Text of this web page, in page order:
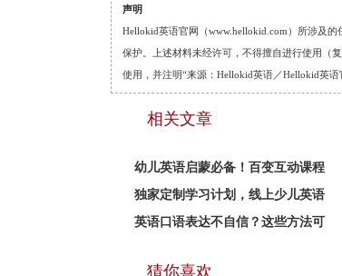
声明
Hellokid英语官网（www.hellokid.com）所涉及
保护。上述材料未经许可，不得擅自进行使用（
使用，并注明“来源：Hellokid英语／Hellokid英
相关文章
幼儿英语启蒙必备！百变互动课程
独家定制学习计划，线上少儿英语
英语口语表达不自信？这些方法可
猜你喜欢